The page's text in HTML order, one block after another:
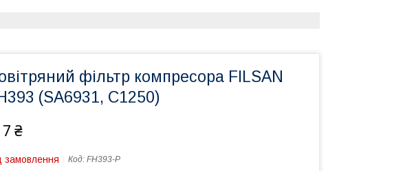
фільтр компресора FILSAN
(SA6931, C1250)
₴
замовлення Код: FH393-P